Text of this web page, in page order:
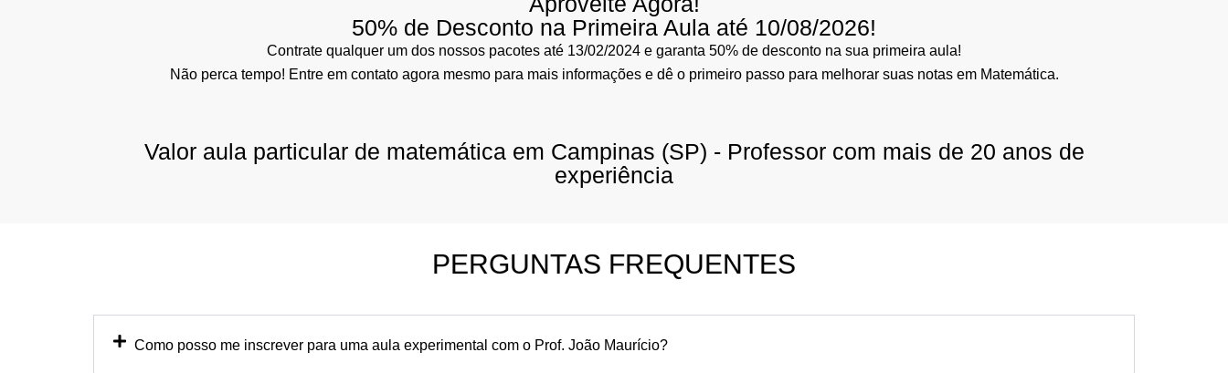
50% de Desconto na Primeira Aula até 10/08/2026!
Contrate qualquer um dos nossos pacotes até 13/02/2024 e garanta 50% de desconto na sua primeira aula!
Não perca tempo! Entre em contato agora mesmo para mais informações e dê o primeiro passo para melhorar suas notas em Matemática.
Valor aula particular de matemática em Campinas (SP) - Professor com mais de 20 anos de
experiência
PERGUNTAS FREQUENTES
Como posso me inscrever para uma aula experimental com o Prof. João Maurício?